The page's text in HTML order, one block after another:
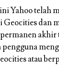
Yahoo telah
Geocities dan
atau